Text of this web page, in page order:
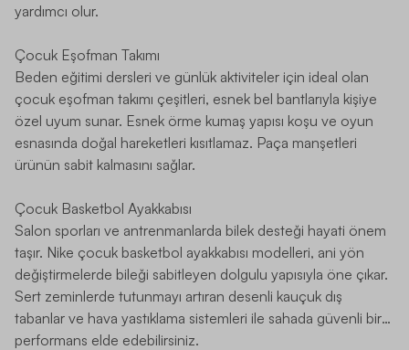
yardımcı olur.
Çocuk Eşofman Takımı
Beden eğitimi dersleri ve günlük aktiviteler için ideal olan
çocuk eşofman takımı çeşitleri, esnek bel bantlarıyla kişiye
özel uyum sunar. Esnek örme kumaş yapısı koşu ve oyun
esnasında doğal hareketleri kısıtlamaz. Paça manşetleri
ürünün sabit kalmasını sağlar.
Çocuk Basketbol Ayakkabısı
Salon sporları ve antrenmanlarda bilek desteği hayati önem
taşır. Nike çocuk basketbol ayakkabısı modelleri, ani yön
değiştirmelerde bileği sabitleyen dolgulu yapısıyla öne çıkar.
Sert zeminlerde tutunmayı artıran desenli kauçuk dış
tabanlar ve hava yastıklama sistemleri ile sahada güvenli bir
performans elde edebilirsiniz.